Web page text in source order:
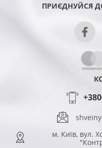
ПРИЄДНУЙСЯ
м. Київ, вул.